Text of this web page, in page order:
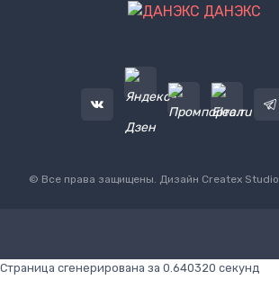
ДАНЭКС
© Все права защищены. Дизайн Createx Studio
Страница сгенерирована за 0.640320 секунд